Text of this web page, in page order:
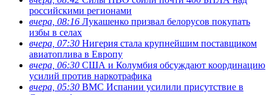
российскими регионами
вчера, 08:16 Лукашенко призвал белорусов покупать
избы в селах
вчера, 07:30 Нигерия стала крупнейшим поставщиком
авиатоплива в Европу
вчера, 06:30 США и Колумбия обсуждают координацию
усилий против наркотрафика
вчера, 05:30 ВМС Испании усилили присутствие в